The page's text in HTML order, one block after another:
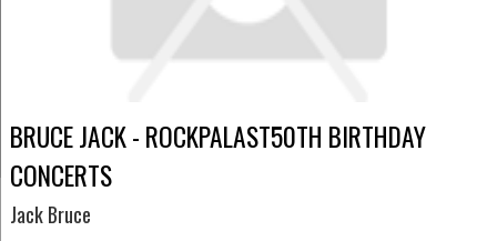
BRUCE JACK - ROCKPALAST50TH BIRTHDAY
CONCERTS
Jack Bruce